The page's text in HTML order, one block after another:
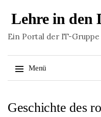
Lehre in den
Ein Portal der IT-
Menü
zum
Geschichte des